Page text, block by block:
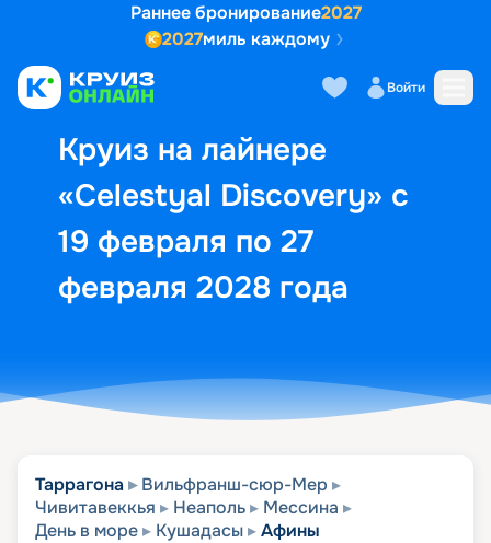
Раннее бронирование2027
2027миль каждому
Войти
Круиз на лайнере
«Celestyal Discovery» с
19 февраля по 27
февраля 2028 года
Выбор кают Маршрут и
Таррагона
Вильфранш-сюр-Мер
Чивитавеккья
Неаполь
Мессина
День в море
Кушадасы Афины